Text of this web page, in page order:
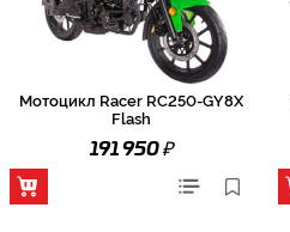
Мотоцикл Racer RC250-GY8X
Flash
191 950₽